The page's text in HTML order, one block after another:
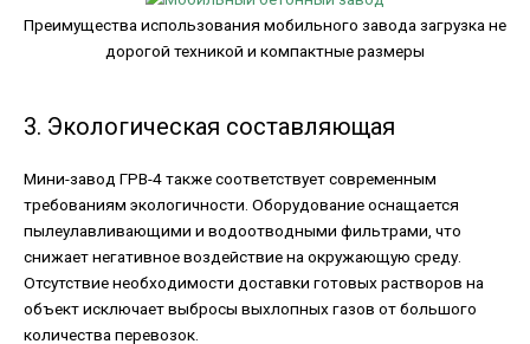
Преимущества использования мобильного завода загрузка не
дорогой техникой и компактные размеры
3. Экологическая составляющая
Мини-завод ГРВ-4 также соответствует современным
требованиям экологичности. Оборудование оснащается
пылеулавливающими и водоотводными фильтрами, что
снижает негативное воздействие на окружающую среду.
Отсутствие необходимости доставки готовых растворов на
объект исключает выбросы выхлопных газов от большого
количества перевозок.